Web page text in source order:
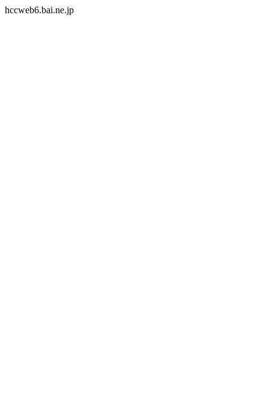
hccweb6.bai.ne.jp